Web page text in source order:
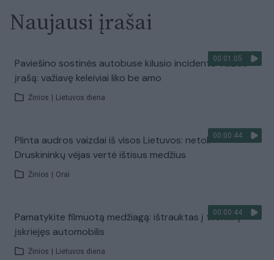
Naujausi įrašai
00:01:05
Paviešino sostinės autobuse kilusio incidento vaizdo
įrašą: važiavę keleiviai liko be amo
Žinios Lietuvos diena
00:00:44
Plinta audros vaizdai iš visos Lietuvos: netoli
Druskininkų vėjas vertė ištisus medžius
Žinios Orai
00:00:44
Pamatykite filmuotą medžiagą: ištrauktas į tvenkinį
įskriejęs automobilis
Žinios Lietuvos diena